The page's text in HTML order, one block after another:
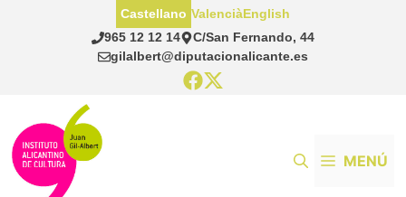
965 12 12 14
C/San Fernando, 44
gilalbert@diputacionalicante.es
Castellano ValenciàEnglish
MENÚ